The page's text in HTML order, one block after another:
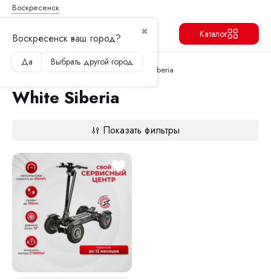
Воскресенск
✖
Воскресенск ваш город?
Да Выбрать другой город
Каталог
Главная Электросамокаты White Siberia
White Siberia
Показать фильтры
Продолжить